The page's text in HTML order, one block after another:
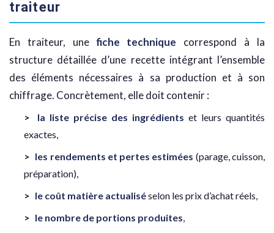
traiteur
En traiteur, unefiche technique correspond à la
structure détaillée d’une recette intégrant l’ensemble
des éléments nécessaires à sa production et à son
chiffrage. Concrètement, elle doit contenir :
la liste précise des ingrédients et leurs quantités
exactes,
les rendements et pertes estimées (parage, cuisson,
préparation),
le coût matière actualiséselon les prix d’achat réels,
le nombre de portions produites,